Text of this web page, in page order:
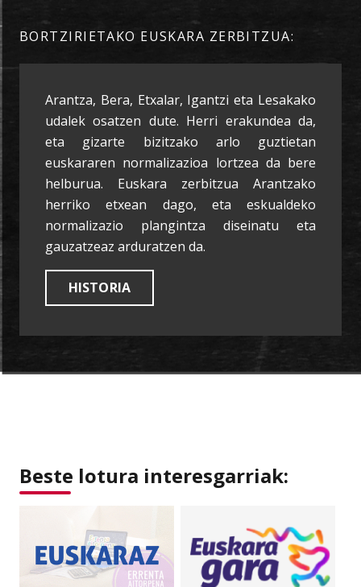
BORTZIRIETAKO EUSKARA ZERBITZUA:
Arantza, Bera, Etxalar, Igantzi eta Lesakako
udalek osatzen dute. Herri erakundea da,
eta gizarte bizitzako arlo guztietan
euskararen normalizazioa lortzea da bere
helburua. Euskara zerbitzua Arantzako
herriko etxean dago, eta eskualdeko
normalizazio plangintza diseinatu eta
gauzatzeaz arduratzen da.
HISTORIA
Beste lotura interesgarriak: